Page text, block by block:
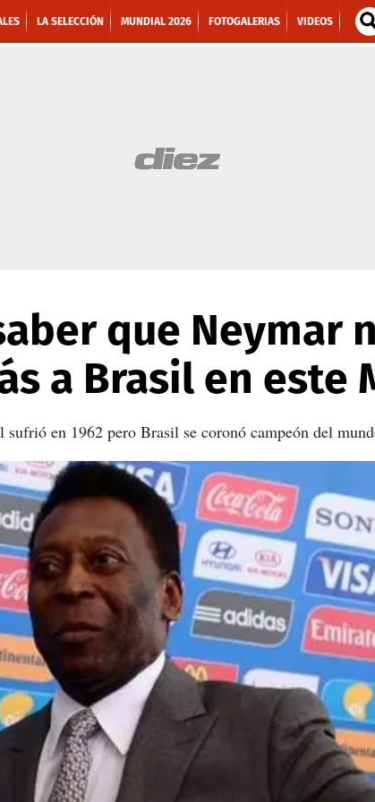
LA SELECCIÓN MUNDIAL 2026 FOTOGALERIAS VIDEOS
que Neymar
a Brasil en este
sufrió en 1962 pero Brasil se coronó campeón del